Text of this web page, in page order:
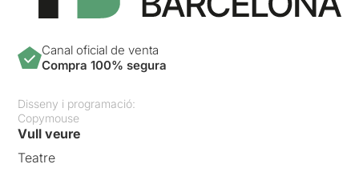
Canal oficial de venta
Compra 100% segura
Disseny i programació:
Copymouse
Vull veure
Teatre